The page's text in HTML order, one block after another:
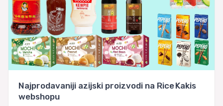
Najprodavaniji azijski proizvodi na Rice Kakis
webshopu